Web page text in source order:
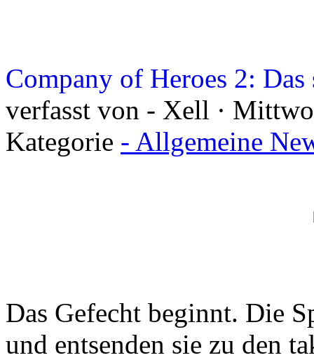
Company of Heroes 2:
verfasst von - Xell ·
Kategorie - Allgemeine
Das Gefecht beginnt. Die
und entsenden sie zu den